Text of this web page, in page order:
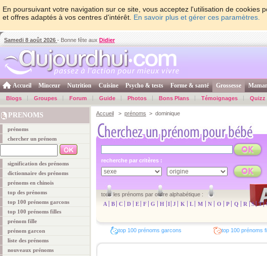
En poursuivant votre navigation sur ce site, vous acceptez l'utilisation de cookies
et offres adaptés à vos centres d'intérêt. En savoir plus et gérer ces paramètres.
Samedi 8 août 2026 - Bonne fête aux Didier
Accueil Minceur Nutrition Cuisine Psycho & tests Forme & santé Grossesse
Blogs Groupes Forum Guide Photos Bons Plans Témoignages Quizz
PRENOMS
prénoms
chercher un prénom
signification des prénoms
dictionnaire des prénoms
prénoms en chinois
top des prénoms
top 100 prénoms garcons
top 100 prénoms filles
prénom fille
prénom garcon
liste des prénoms
nouveaux prénoms
Accueil > prénoms > dominique
recherche par critères :
tous les prénoms par ordre alphabétique :
A
B C D E F G H I J K L M N O P Q R S T
top 100 prénoms garcons top 100 prénoms